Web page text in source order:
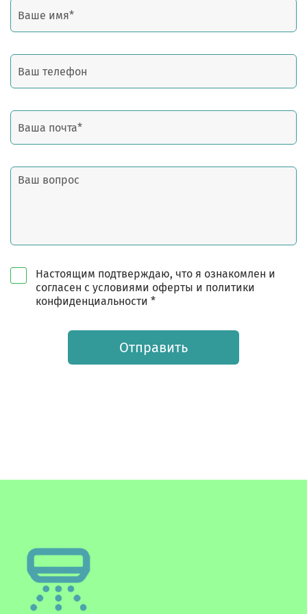
Настоящим подтверждаю, что я ознакомлен и
согласен с условиями оферты и политики
конфиденциальности *
Отправить